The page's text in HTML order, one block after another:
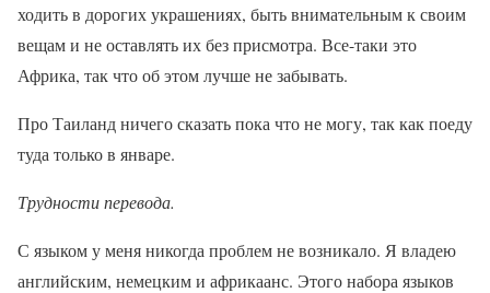
ходить в дорогих украшениях, быть внимательным к своим
вещам и не оставлять их без присмотра. Все-таки это
Африка, так что об этом лучше не забывать.
Про Таиланд ничего сказать пока что не могу, так как поеду
туда только в январе.
Трудности перевода.
С языком у меня никогда проблем не возникало. Я владею
английским, немецким и африкаанс. Этого набора языков